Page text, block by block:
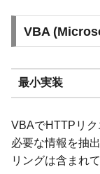
VBA
最小実装
VBAでHTTPリ
必要な情報を抽
リングは含まれ